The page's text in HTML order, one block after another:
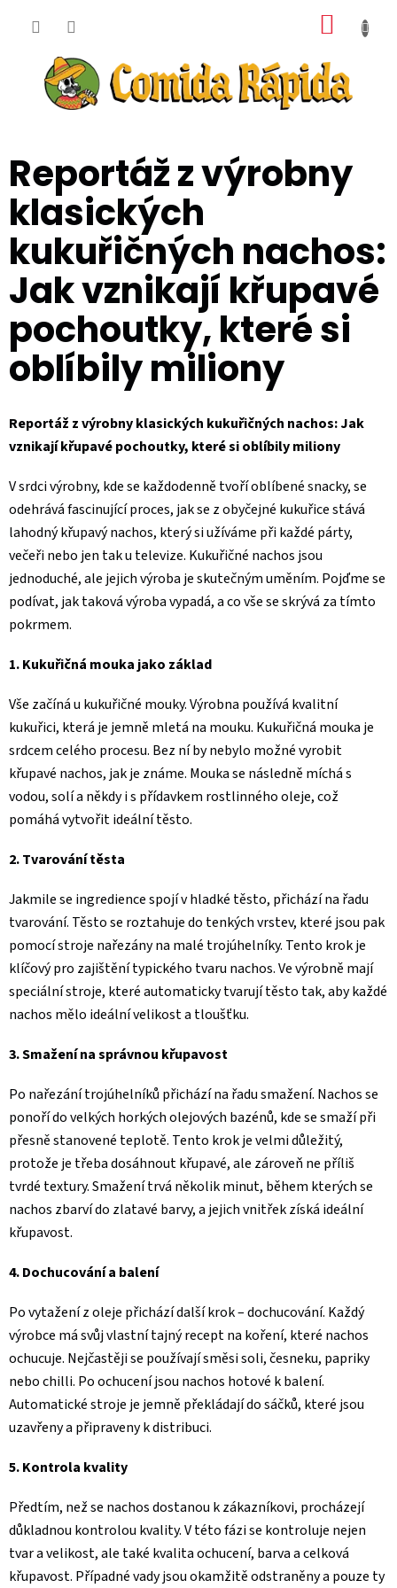
KOŠÍK
Reportáž z výrobny
klasických
kukuřičných nachos:
Jak vznikají křupavé
pochoutky, které si
oblíbily miliony
Reportáž z výrobny klasických kukuřičných nachos: Jak
vznikají křupavé pochoutky, které si oblíbily miliony
V srdci výrobny, kde se každodenně tvoří oblíbené snacky, se
odehrává fascinující proces, jak se z obyčejné kukuřice stává
lahodný křupavý nachos, který si užíváme při každé párty,
večeři nebo jen tak u televize. Kukuřičné nachos jsou
jednoduché, ale jejich výroba je skutečným uměním. Pojďme se
podívat, jak taková výroba vypadá, a co vše se skrývá za tímto
pokrmem.
1. Kukuřičná mouka jako základ
Vše začíná u kukuřičné mouky. Výrobna používá kvalitní
kukuřici, která je jemně mletá na mouku. Kukuřičná mouka je
srdcem celého procesu. Bez ní by nebylo možné vyrobit
křupavé nachos, jak je známe. Mouka se následně míchá s
vodou, solí a někdy i s přídavkem rostlinného oleje, což
pomáhá vytvořit ideální těsto.
2. Tvarování těsta
Jakmile se ingredience spojí v hladké těsto, přichází na řadu
tvarování. Těsto se roztahuje do tenkých vrstev, které jsou pak
pomocí stroje nařezány na malé trojúhelníky. Tento krok je
klíčový pro zajištění typického tvaru nachos. Ve výrobně mají
speciální stroje, které automaticky tvarují těsto tak, aby každé
nachos mělo ideální velikost a tloušťku.
3. Smažení na správnou křupavost
Po nařezání trojúhelníků přichází na řadu smažení. Nachos se
ponoří do velkých horkých olejových bazénů, kde se smaží při
přesně stanovené teplotě. Tento krok je velmi důležitý,
protože je třeba dosáhnout křupavé, ale zároveň ne příliš
tvrdé textury. Smažení trvá několik minut, během kterých se
nachos zbarví do zlatavé barvy, a jejich vnitřek získá ideální
křupavost.
4. Dochucování a balení
Po vytažení z oleje přichází další krok – dochucování. Každý
výrobce má svůj vlastní tajný recept na koření, které nachos
ochucuje. Nejčastěji se používají směsi soli, česneku, papriky
nebo chilli. Po ochucení jsou nachos hotové k balení.
Automatické stroje je jemně překládají do sáčků, které jsou
uzavřeny a připraveny k distribuci.
5. Kontrola kvality
Předtím, než se nachos dostanou k zákazníkovi, procházejí
důkladnou kontrolou kvality. V této fázi se kontroluje nejen
tvar a velikost, ale také kvalita ochucení, barva a celková
křupavost. Případné vady jsou okamžitě odstraněny a pouze ty